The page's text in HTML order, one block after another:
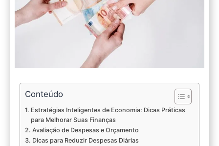
Conteúdo
Estratégias Inteligentes de Economia: Dicas Práticas
para Melhorar Suas Finanças
Avaliação de Despesas e Orçamento
Dicas para Reduzir Despesas Diárias